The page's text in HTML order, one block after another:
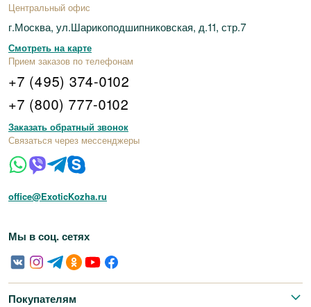
Центральный офис
г.Москва, ул.Шарикоподшипниковская, д.11, стр.7
Смотреть на карте
Прием заказов по телефонам
+7 (495) 374-0102
+7 (800) 777-0102
Заказать обратный звонок
Связаться через мессенджеры
office@ExoticKozha.ru
Мы в соц. сетях
Покупателям